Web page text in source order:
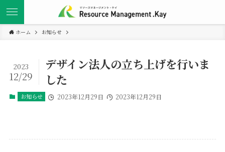
ホーム お知らせ
デザイン法人の立ち上げを行いま
した
2023
12/29
お知らせ 2023年12月29日 2023年12月29日